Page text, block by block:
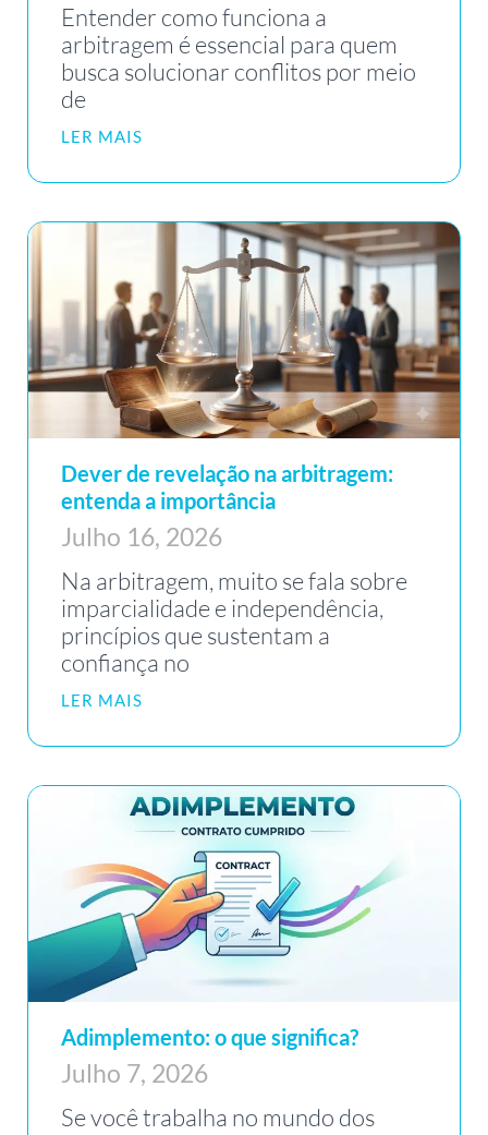
Entender como funciona a
arbitragem é essencial para quem
busca solucionar conflitos por meio
de
LER MAIS
Dever de revelação na arbitragem:
entenda a importância
Julho 16, 2026
Na arbitragem, muito se fala sobre
imparcialidade e independência,
princípios que sustentam a
confiança no
LER MAIS
Adimplemento: o que significa?
Julho 7, 2026
Se você trabalha no mundo dos